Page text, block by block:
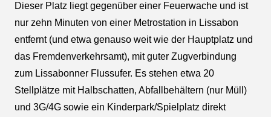
Dieser Platz liegt gegenüber einer Feuerwache und ist
nur zehn Minuten von einer Metrostation in Lissabon
entfernt (und etwa genauso weit wie der Hauptplatz und
das Fremdenverkehrsamt), mit guter Zugverbindung
zum Lissabonner Flussufer. Es stehen etwa 20
Stellplätze mit Halbschatten, Abfallbehältern (nur Müll)
und 3G/4G sowie ein Kinderpark/Spielplatz direkt